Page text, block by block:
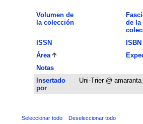
Volumen de
la colección
de la
ISSN
ISBN
Área
Notas
Insertado
por
Uni-Trier @
Seleccionar todo Deseleccionar todo